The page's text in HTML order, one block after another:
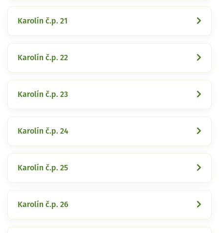
Karolín č.p. 21
Karolín č.p. 22
Karolín č.p. 23
Karolín č.p. 24
Karolín č.p. 25
Karolín č.p. 26